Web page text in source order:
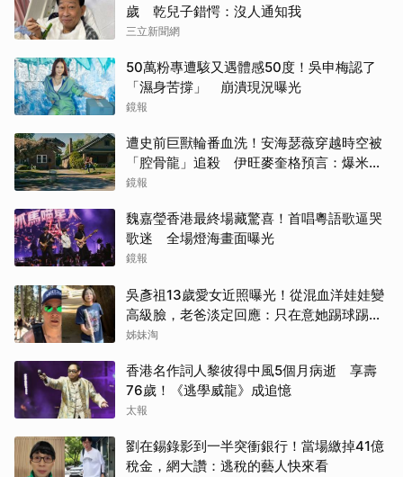
歲 乾兒子錯愕：沒人通知我
三立新聞網
50萬粉專遭駭又遇體感50度！吳申梅認了
「濕身苦撐」 崩潰現況曝光
鏡報
遭史前巨獸輪番血洗！安海瑟薇穿越時空被
「腔骨龍」追殺 伊旺麥奎格預言：爆米花
會灑滿地
鏡報
魏嘉瑩香港最終場藏驚喜！首唱粵語歌逼哭
歌迷 全場燈海畫面曝光
鏡報
吳彥祖13歲愛女近照曝光！從混血洋娃娃變
高級臉，老爸淡定回應：只在意她踢球踢得
好不好
姊妹淘
香港名作詞人黎彼得中風5個月病逝 享壽
76歲！《逃學威龍》成追憶
太報
劉在錫錄影到一半突衝銀行！當場繳掉41億
稅金，網大讚：逃稅的藝人快來看